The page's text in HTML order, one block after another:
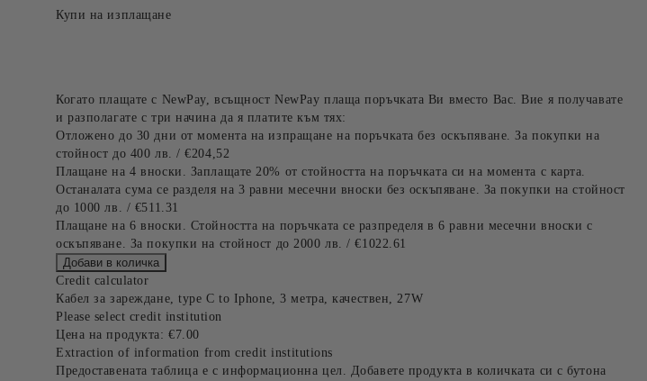
Купи на изплащане
Когато плащате с NewPay, всъщност NewPay плаща поръчката Ви вместо Вас. Вие я получавате
и разполагате с три начина да я платите към тях:
Отложено до 30 дни от момента на изпращане на поръчката без оскъпяване. За покупки на
стойност до 400 лв. / €204,52
Плащане на 4 вноски. Заплащате 20% от стойността на поръчката си на момента с карта.
Останалата сума се разделя на 3 равни месечни вноски без оскъпяване. За покупки на стойност
до 1000 лв. / €511.31
Плащане на 6 вноски. Стойността на поръчката се разпределя в 6 равни месечни вноски с
оскъпяване. За покупки на стойност до 2000 лв. / €1022.61
Credit calculator
Кабел за зареждане, type C to Iphone, 3 метра, качествен, 27W
Please select credit institution
Цена на продукта: €7.00
Extraction of information from credit institutions
Предоставената таблица е с информационна цел. Добавете продукта в количката си с бутона